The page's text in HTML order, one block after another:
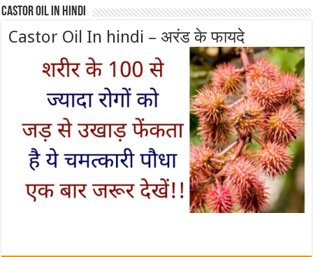
Castor Oil In Hindi
Castor Oil In hindi – अरंड के फायदे